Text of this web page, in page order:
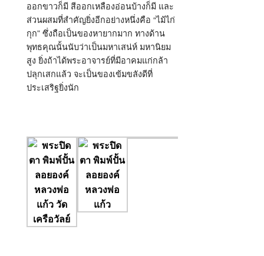
ออกขาวก็มี สีออกเหลืองอ่อนบ้างก็มี และ
ส่วนผสมที่สำคัญยิ่งอีกอย่างหนึ่งคือ “ไม้ไก่
กุก” ซึ่งถือเป็นของหายากมาก ทางด้าน
พุทธคุณนั้นนับว่าเป็นมหาเสน่ห์ มหานิยม
สูง ยิ่งถ้าได้พระอาจารย์ที่มีอาคมแก่กล้า
ปลุกเสกแล้ว จะเป็นของเข้มขลังดีที่
ประเสริฐยิ่งนัก